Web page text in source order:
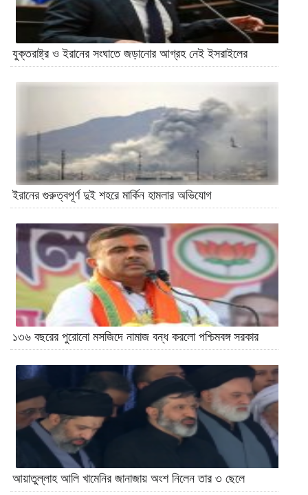
যুক্তরাষ্ট্র ও ইরানের সংঘাতে জড়ানোর আগ্রহ নেই ইসরাইলের
ইরানের গুরুত্বপূর্ণ দুই শহরে মার্কিন হামলার অভিযোগ
১৩৬ বছরের পুরোনো মসজিদে নামাজ বন্ধ করলো পশ্চিমবঙ্গ সরকার
আয়াতুল্লাহ আলি খামেনির জানাজায় অংশ নিলেন তার ৩ ছেলে